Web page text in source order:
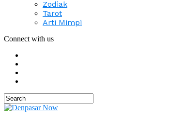
Zodiak
Tarot
Arti Mimpi
Connect with us